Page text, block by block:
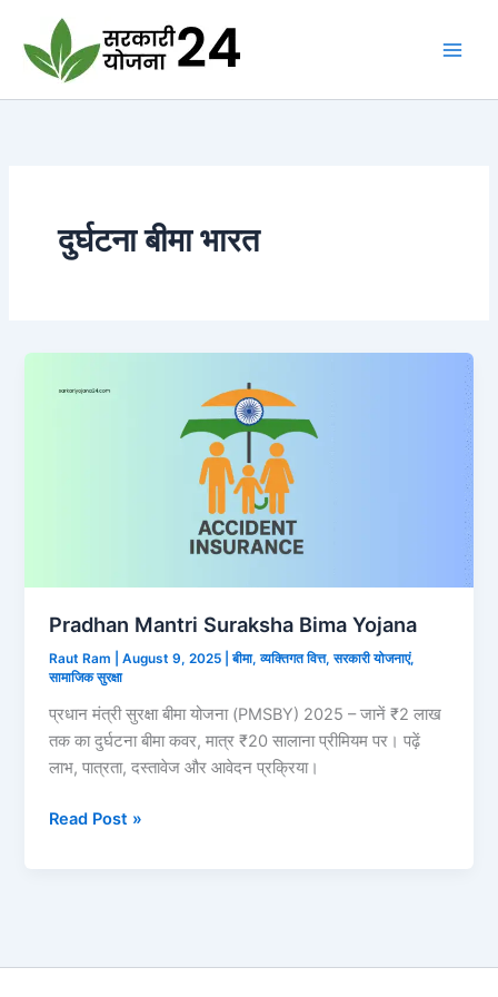
content
दुर्घटना बीमा भारत
Pradhan Mantri Suraksha Bima Yojana
Raut Ram |August 9, 2025 |बीमा,व्यक्तिगत वित्त,सरकारी योजनाएं,
सामाजिक सुरक्षा
प्रधान मंत्री सुरक्षा बीमा योजना (PMSBY) 2025 – जानें ₹2 लाख
तक का दुर्घटना बीमा कवर, मात्र ₹20 सालाना प्रीमियम पर। पढ़ें
लाभ, पात्रता, दस्तावेज और आवेदन प्रक्रिया।
Pradhan
Read Post »